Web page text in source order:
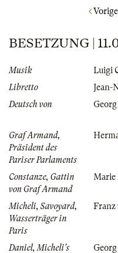
Vorige
BESETZUNG |
Musik
Luigi
Libretto
Jean-
Deutsch von
Graf Armand,
Präsident des
Pariser Parlaments
Constanze, Gattin
von Graf Armand
Marie
Micheli, Savoyard,
Wasserträger in
Paris
Franz
Daniel, Micheli's